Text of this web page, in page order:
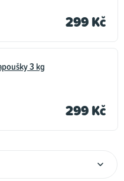
299 Kč
3 kg
299 Kč